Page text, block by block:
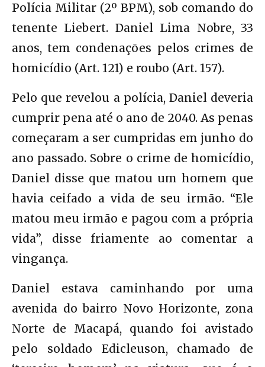
Polícia Militar (2º BPM), sob comando do
tenente Liebert. Daniel Lima Nobre, 33
anos, tem condenações pelos crimes de
homicídio (Art. 121) e roubo (Art. 157).
Pelo que revelou a polícia, Daniel deveria
cumprir pena até o ano de 2040. As penas
começaram a ser cumpridas em junho do
ano passado. Sobre o crime de homicídio,
Daniel disse que matou um homem que
havia ceifado a vida de seu irmão. “Ele
matou meu irmão e pagou com a própria
vida”, disse friamente ao comentar a
vingança.
Daniel estava caminhando por uma
avenida do bairro Novo Horizonte, zona
Norte de Macapá, quando foi avistado
pelo soldado Edicleuson, chamado de